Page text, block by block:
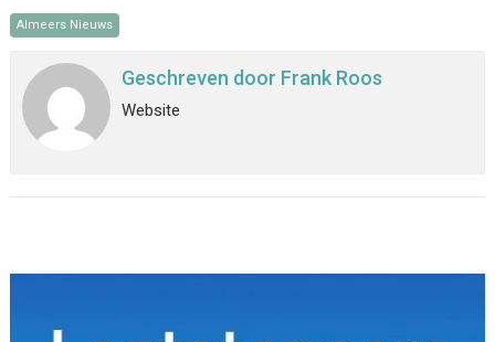
Almeers Nieuws
Geschreven door Frank Roos
Website